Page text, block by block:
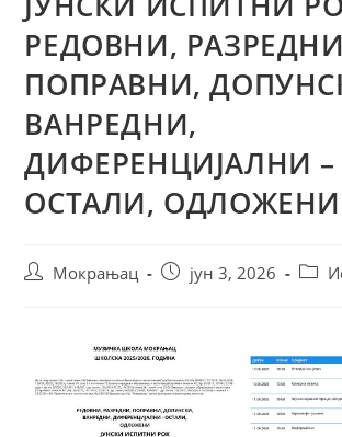
РЕДОВНИ,
ПОПРАВНИ,
ВАНРЕДНИ,
ДИФЕРЕНЦИЈАЛНИ –
ОСТАЛИ, ОДЛОЖЕНИ
Мокрањац јун 3, 2026